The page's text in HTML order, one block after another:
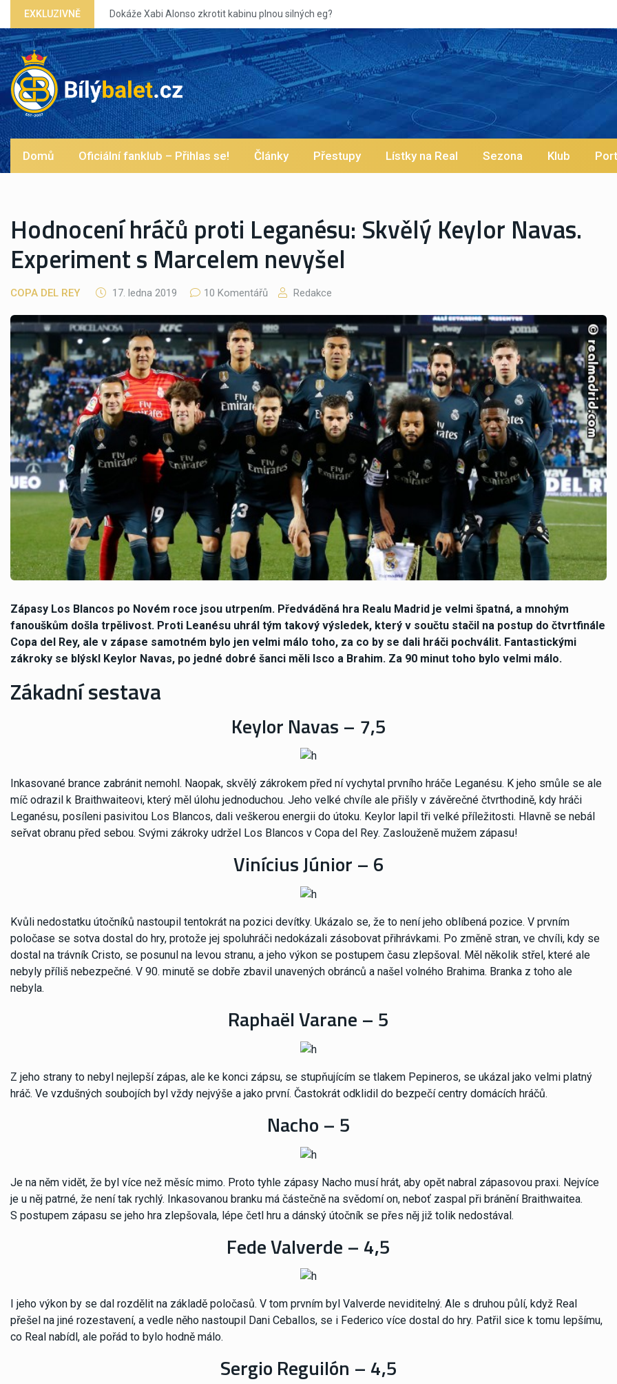
EXKLUZIVNĚ
kabinu plnou silných eg? Vypískaný Vinícius! Blíží
Domů Oficiální fanklub – Přihlas se! Články Přestupy Lístky na Real Sezona Klub
Hodnocení hráčů proti Leganésu: Skvělý Keylor Navas.
Experiment s Marcelem nevyšel
COPA DEL REY 17. ledna 2019 10 Komentářů Redakce
Zápasy Los Blancos po Novém roce jsou utrpením. Předváděná hra Realu Madrid je velmi špatná, a mnohým
fanouškům došla trpělivost. Proti Leanésu uhrál tým takový výsledek, který v součtu stačil na postup do čtvrtfinále
Copa del Rey, ale v zápase samotném bylo jen velmi málo toho, za co by se dali hráči pochválit. Fantastickými
zákroky se blýskl Keylor Navas, po jedné dobré šanci měli Isco a Brahim. Za 90 minut toho bylo velmi málo.
Zákadní sestava
Keylor Navas – 7,5
Inkasované brance zabránit nemohl. Naopak, skvělý zákrokem před ní vychytal prvního hráče Leganésu. K jeho smůle se ale
míč odrazil k Braithwaiteovi, který měl úlohu jednoduchou. Jeho velké chvíle ale přišly v závěrečné čtvrthodině, kdy hráči
Leganésu, posíleni pasivitou Los Blancos, dali veškerou energii do útoku. Keylor lapil tři velké příležitosti. Hlavně se nebál
seřvat obranu před sebou. Svými zákroky udržel Los Blancos v Copa del Rey. Zaslouženě mužem zápasu!
Vinícius Júnior – 6
Kvůli nedostatku útočníků nastoupil tentokrát na pozici devítky. Ukázalo se, že to není jeho oblíbená pozice. V prvním
poločase se sotva dostal do hry, protože jej spoluhráči nedokázali zásobovat přihrávkami. Po změně stran, ve chvíli, kdy se
dostal na trávník Cristo, se posunul na levou stranu, a jeho výkon se postupem času zlepšoval. Měl několik střel, které ale
nebyly příliš nebezpečné. V 90. minutě se dobře zbavil unavených obránců a našel volného Brahima. Branka z toho ale
nebyla.
Raphaël Varane – 5
Z jeho strany to nebyl nejlepší zápas, ale ke konci zápsu, se stupňujícím se tlakem Pepineros, se ukázal jako velmi platný
hráč. Ve vzdušných soubojích byl vždy nejvýše a jako první. Častokrát odklidil do bezpečí centry domácích hráčů.
Nacho – 5
Je na něm vidět, že byl více než měsíc mimo. Proto tyhle zápasy Nacho musí hrát, aby opět nabral zápasovou praxi. Nejvíce
je u něj patrné, že není tak rychlý. Inkasovanou branku má částečně na svědomí on, neboť zaspal při bránění Braithwaitea.
S postupem zápasu se jeho hra zlepšovala, lépe četl hru a dánský útočník se přes něj již tolik nedostával.
Fede Valverde – 4,5
I jeho výkon by se dal rozdělit na základě poločasů. V tom prvním byl Valverde neviditelný. Ale s druhou půlí, když Real
přešel na jiné rozestavení, a vedle něho nastoupil Dani Ceballos, se i Federico více dostal do hry. Patřil sice k tomu lepšímu,
co Real nabídl, ale pořád to bylo hodně málo.
Sergio Reguilón – 4,5